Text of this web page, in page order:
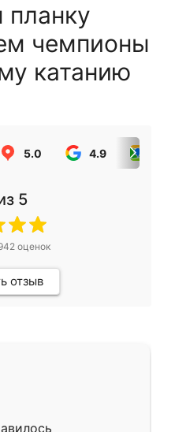
чемпионы
катанию
5.0 4.9
5
оценок
отзыв